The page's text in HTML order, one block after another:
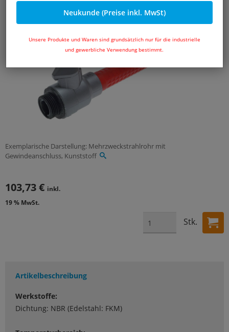
Neukunde (Preise inkl. MwSt)
Unsere Produkte und Waren sind grundsätzlich nur für die industrielle
und gewerbliche Verwendung bestimmt.
Exemplarische Darstellung: Mehrzweckstrahlrohr mit
Gewindeanschluss, Kunststoff
103,73 € inkl.
19 % MwSt.
Stk.
Artikelbeschreibung
Werkstoffe:
Dichtung: NBR (Edelstahl: FKM)